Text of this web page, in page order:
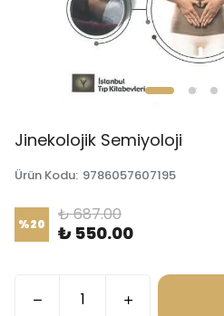
Jinekolojik Semiyoloji
Ürün Kodu: 9786057607195
%20 ₺ 687.00
₺ 550.00